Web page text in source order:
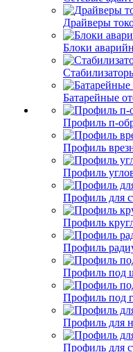
Драйверы
Блоки
Батарейные
Профиль п-
Профиль
Профиль
Профиль для
Профиль
Профиль
Профиль под
Профиль под
Профиль для
Профиль для